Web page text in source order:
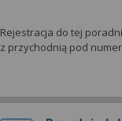
Rejestracja do tej
z przychodnią pod